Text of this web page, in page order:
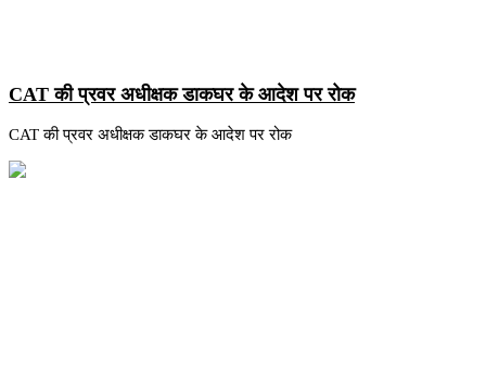
CAT की प्रवर अधीक्षक डाकघर के आदेश पर रोक
CAT की प्रवर अधीक्षक डाकघर के आदेश पर रोक